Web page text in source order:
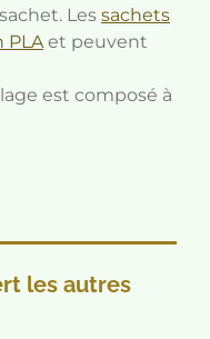
Les sachets
PLA et peuvent
est composé à
les autres